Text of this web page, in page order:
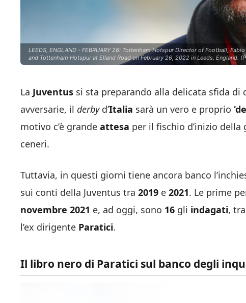
LEEDS, ENGLAND - FEBRUARY 26: Tottenham Hotspur Director of Football,
and Tottenham Hotspur at Elland Road on February 26, 2022 in Leeds, England.
La Juventus si sta preparando alla delicata sfida di
avversarie, il derby d’Italia sarà un vero e proprio
motivo c’è grande attesa per il fischio d’inizio
ceneri.
Tuttavia, in questi giorni tiene ancora banco
sui conti della Juventus tra 2019 e 2021. Le prime
novembre 2021 e, ad oggi, sono 16 gli indagati,
l’ex dirigente Paratici.
Il libro nero di Paratici sul banco degli